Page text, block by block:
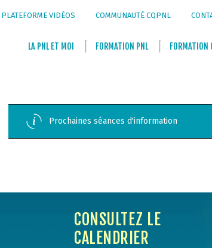
PLATEFORME VIDÉOS COMMUNAUTÉ CQPNL
LA PNL ET MOI FORMATION PNL FORMATION
Prochaines séances d'information
CONSULTEZ LE
CALENDRIER